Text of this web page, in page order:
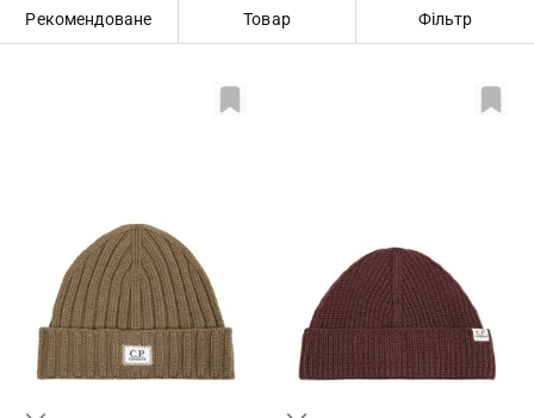
Рекомендоване Товар Фільтр